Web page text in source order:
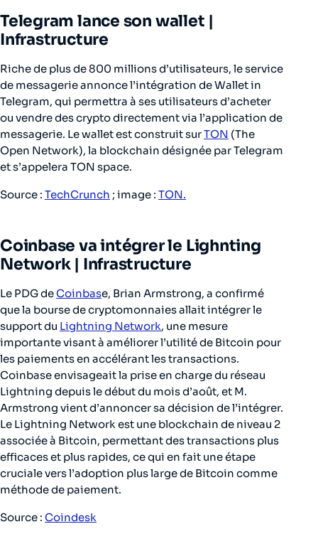
Telegram lance son wallet |
Infrastructure
Riche de plus de 800 millions d’utilisateurs, le service
de messagerie annonce l’intégration deWallet in
Telegram, qui permettra à ses utilisateurs d’acheter
ou vendre des crypto directement via l’application de
messagerie. Le wallet est construit surTON (The
Open Network), la blockchain désignée par Telegram
et s’appelera TON space.
Source : TechCrunch ; image : TON.
Coinbase va intégrer le Lighnting
Network | Infrastructure
Le PDG deCoinbase, Brian Armstrong, a confirmé
que la bourse de cryptomonnaies allait intégrer le
support du Lightning Network, une mesure
importante visant à améliorer l’utilité de Bitcoin pour
les paiements en accélérant les transactions.
Coinbase envisageait la prise en charge du réseau
Lightning depuis le début du mois d’août, et M.
Armstrong vient d’annoncer sa décision de l’intégrer.
Le Lightning Network est une blockchain de niveau 2
associée à Bitcoin, permettant des transactions plus
efficaces et plus rapides, ce qui en fait une étape
cruciale vers l’adoption plus large de Bitcoin comme
méthode de paiement.
Source : Coindesk